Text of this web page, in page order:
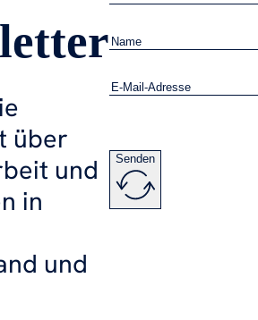
über
und
in
und
Senden